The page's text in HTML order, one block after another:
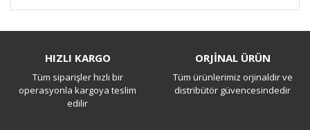
Yorum Yaz
HIZLI KARGO
Tüm siparişler hızlı bir
operasyonla kargoya teslim
edilir
ORJİNAL ÜRÜN
Tüm ürünlerimiz orjinaldir ve
distribütör güvencesindedir